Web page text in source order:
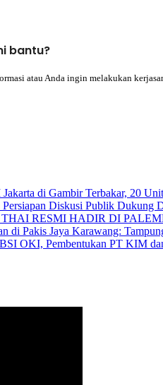
bantu?
atau Anda ingin melakukan
di Gambir Terbakar, 20
Diskusi Publik Dukung
RESMI HADIR DI
di Pakis Jaya Karawang:
OKI, Pembentukan PT KIM